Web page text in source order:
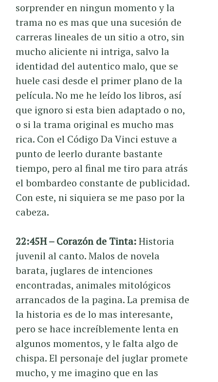
sorprender en ningun momento y la
trama no es mas que una sucesión de
carreras lineales de un sitio a otro, sin
mucho aliciente ni intriga, salvo la
identidad del autentico malo, que se
huele casi desde el primer plano de la
película. No me he leído los libros, así
que ignoro si esta bien adaptado o no,
o si la trama original es mucho mas
rica. Con el Código Da Vinci estuve a
punto de leerlo durante bastante
tiempo, pero al final me tiro para atrás
el bombardeo constante de publicidad.
Con este, ni siquiera se me paso por la
cabeza.
22:45H – Corazón de Tinta:Historia
juvenil al canto. Malos de novela
barata, juglares de intenciones
encontradas, animales mitológicos
arrancados de la pagina. La premisa de
la historia es de lo mas interesante,
pero se hace increíblemente lenta en
algunos momentos, y le falta algo de
chispa. El personaje del juglar promete
mucho, y me imagino que en las